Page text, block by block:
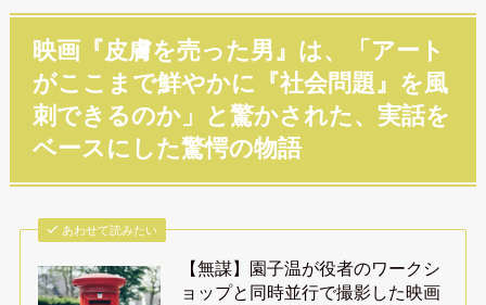
映画『皮膚を売った男』は、「アート
がここまで鮮やかに『社会問題』を風
刺できるのか」と驚かされた、実話を
ベースにした驚愕の物語
あわせて読みたい
【無謀】園子温が役者のワークシ
ョップと同時並行で撮影した映画